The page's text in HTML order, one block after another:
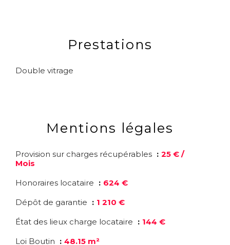
Prestations
Double vitrage
Mentions légales
Provision sur charges récupérables
25 € /
Mois
Honoraires locataire
624 €
Dépôt de garantie
1 210 €
État des lieux charge locataire
144 €
Loi Boutin
48.15 m²